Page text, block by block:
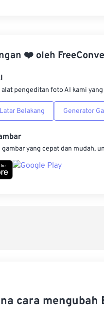
❤️ oleh
alat pengeditan foto AI kami
Belakang Generator
yang cepat dan mudah,
cara mengubah